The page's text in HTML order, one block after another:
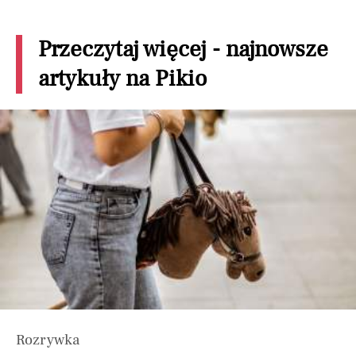
Przeczytaj więcej - najnowsze
artykuły na Pikio
Rozrywka